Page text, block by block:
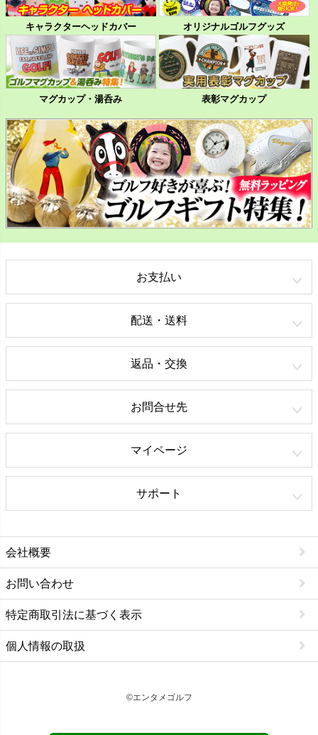
キャラクターヘッドカバー オリジナルゴルフグッズ
マグカップ・湯呑み 表彰マグカップ
お支払い
配送・送料
返品・交換
お問合せ先
マイページ
サポート
会社概要
お問い合わせ
特定商取引法に基づく表示
個人情報の取扱
©エンタメゴルフ